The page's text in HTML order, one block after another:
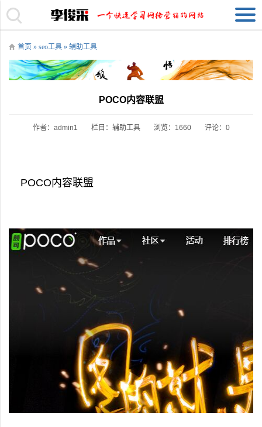
首页 » seo工具 » 辅助工具
POCO内容联盟
作者：admin1 栏目： 辅助工具 浏览：1660 评论：0
POCO内容联盟